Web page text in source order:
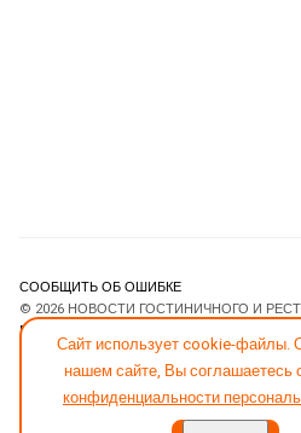
Сайт использует cookie-файлы.
нашем сайте, Вы соглашаетесь
конфиденциальности
СООБЩИТЬ ОБ ОШИБКЕ
© 2026 НОВОСТИ ГОСТИНИЧНОГО И
ESTATE
- ПРОГРАММНОЕ
ЛИЦЕНЗИИGNU GENERAL PUBLIC LICENSE.